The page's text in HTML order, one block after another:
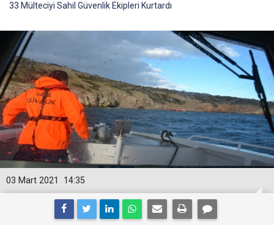
33 Mülteciyi Sahil Güvenlik Ekipleri Kurtardı
14:35
03 Mart 2021